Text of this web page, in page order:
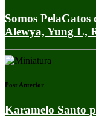
Somos
Alewya, Yung L,
Post Anterior
Karamelo Santo